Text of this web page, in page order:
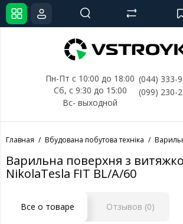
Пн-Пт с 10:00 до 18:00
Сб, с 9:30 до 15:00
Вс- выходной
(044) 333-
(099) 230-
Главная Вбудована побутова техніка
Варильна поверхня з
NikolaTesla FIT BL/A/60
Все о товаре Отзывов (0)